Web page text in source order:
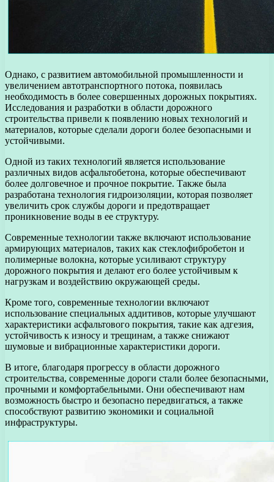
Однако, с развитием автомобильной промышленности и
увеличением автотранспортного потока, появилась
необходимость в более совершенных дорожных покрытиях.
Исследования и разработки в области дорожного
строительства привели к появлению новых технологий и
материалов, которые сделали дороги более безопасными и
устойчивыми.
Одной из таких технологий является использование
различных видов асфальтобетона, которые обеспечивают
более долговечное и прочное покрытие. Также была
разработана технология гидроизоляции, которая позволяет
увеличить срок службы дороги и предотвращает
проникновение воды в ее структуру.
Современные технологии также включают использование
армирующих материалов, таких как стеклофибробетон и
полимерные волокна, которые усиливают структуру
дорожного покрытия и делают его более устойчивым к
нагрузкам и воздействию окружающей среды.
Кроме того, современные технологии включают
использование специальных аддитивов, которые улучшают
характеристики асфальтового покрытия, такие как адгезия,
устойчивость к износу и трещинам, а также снижают
шумовые и вибрационные характеристики дороги.
В итоге, благодаря прогрессу в области дорожного
строительства, современные дороги стали более безопасными,
прочными и комфортабельными. Они обеспечивают нам
возможность быстро и безопасно передвигаться, а также
способствуют развитию экономики и социальной
инфраструктуры.